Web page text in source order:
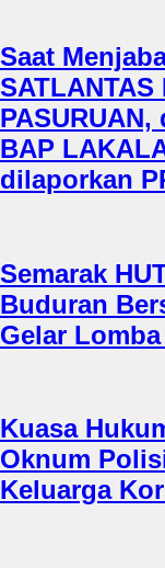
Saat
BAP
dilaporkan
Semarak
Buduran
Gelar
Kuasa
Oknum
Keluarga